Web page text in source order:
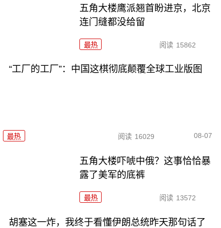
五角大楼鹰派翘首盼进京，北京
连门缝都没给留
最热 阅读 15862
“工厂的工厂”：中国这棋彻底颠覆全球工业版图
最热 阅读 16029 08-07
五角大楼吓唬中俄？这事恰恰暴
露了美军的底裤
最热 阅读 13572
胡塞这一炸，我终于看懂伊朗总统昨天那句话了